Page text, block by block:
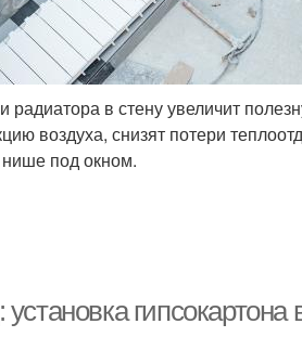
радиатора в стену увеличит
воздуха, снизят потери
под окном.